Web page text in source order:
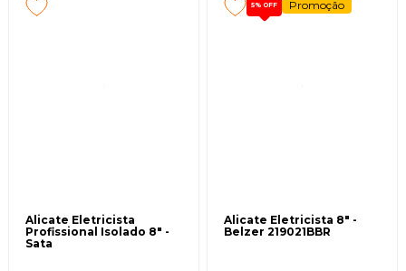
Alicate Eletricista
Profissional Isolado 8" -
Sata
5% OFF Promoção
Alicate Eletricista 8" -
Belzer 219021BBR